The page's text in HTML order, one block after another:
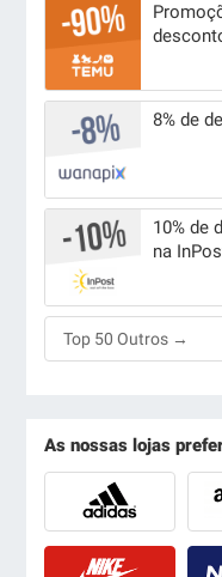
8% de
10% de
na
Top 50 Outros →
As nossas lojas